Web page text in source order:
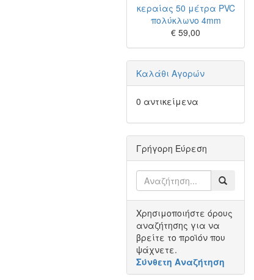
κεραίας 50 μέτρα PVC
πολύκλωνο 4mm
€ 59,00
Καλάθι Αγορών
0 αντικείμενα
Γρήγορη Εύρεση
Χρησιμοποιήστε όρους
αναζήτησης για να
βρείτε το προϊόν που
ψάχνετε.
Σύνθετη Αναζήτηση